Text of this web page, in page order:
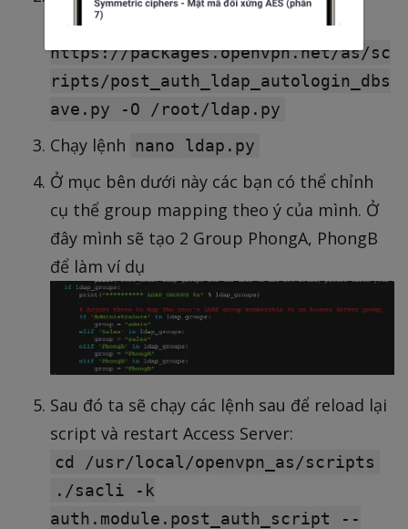
Script:
https://packages.openvpn.net/as/sc
ripts/post_auth_ldap_autologin_dbs
ave.py -O /root/ldap.py
Chạy lệnh nano ldap.py
Ở mục bên dưới này các bạn có thể chỉnh
cụ thể group mapping theo ý của mình. Ở
đây mình sẽ tạo 2 Group PhongA, PhongB
để làm ví dụ
Sau đó ta sẽ chạy các lệnh sau để reload lại
script và restart Access Server:
cd /usr/local/openvpn_as/scripts
./sacli -k
auth.module.post_auth_script --